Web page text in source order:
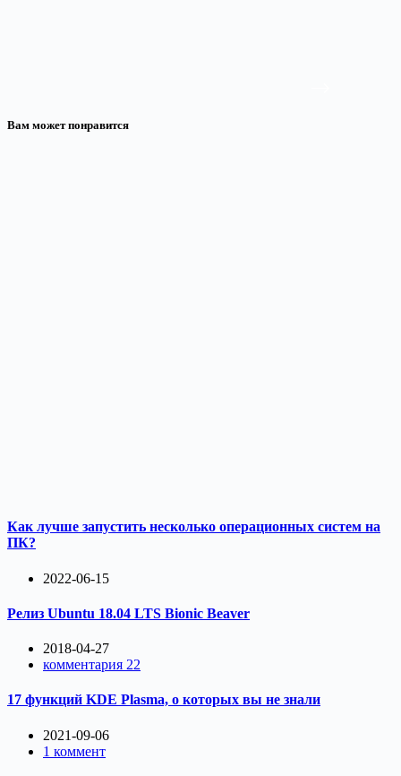
Вам может понравится
Как лучше запустить несколько операционных систем на
ПК?
2022-06-15
Релиз Ubuntu 18.04 LTS Bionic Beaver
2018-04-27
комментария 22
17 функций KDE Plasma, о которых вы не знали
2021-09-06
1 коммент